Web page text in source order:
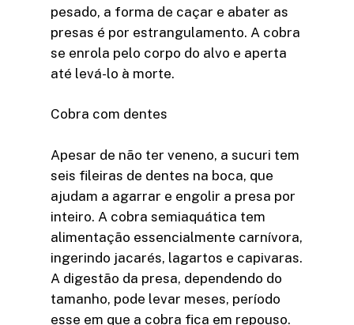
pesado, a forma de caçar e abater as
presas é por estrangulamento. A cobra
se enrola pelo corpo do alvo e aperta
até levá-lo à morte.
Cobra com dentes
Apesar de não ter veneno, a sucuri tem
seis fileiras de dentes na boca, que
ajudam a agarrar e engolir a presa por
inteiro. A cobra semiaquática tem
alimentação essencialmente carnívora,
ingerindo jacarés, lagartos e capivaras.
A digestão da presa, dependendo do
tamanho, pode levar meses, período
esse em que a cobra fica em repouso.